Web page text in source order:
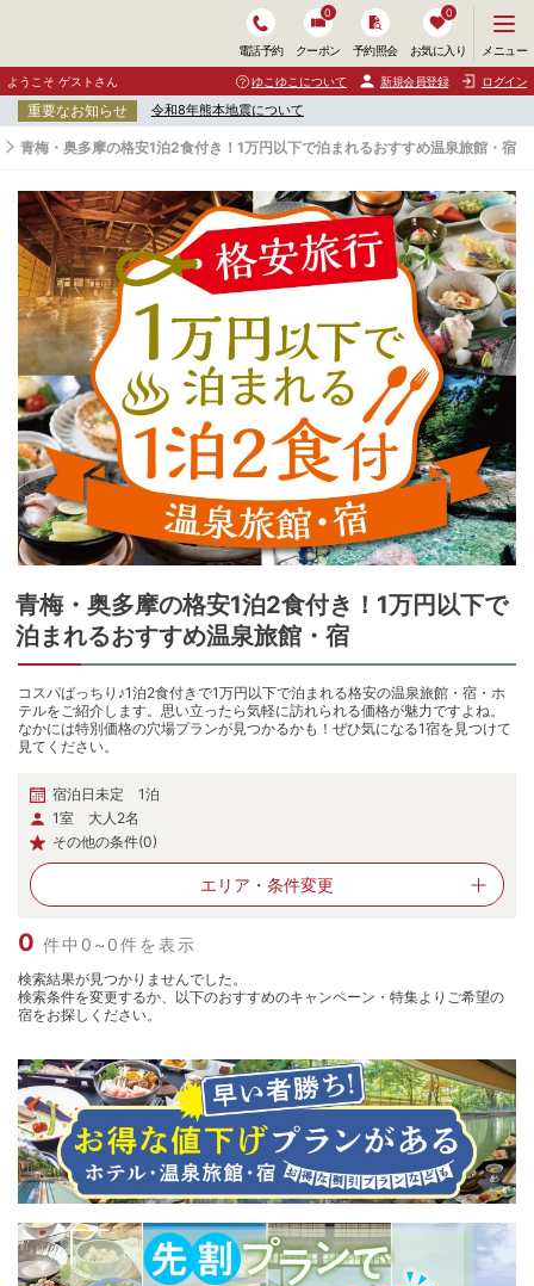
電話予約 クーポン
0
予約照会 お気に入り
0
ニ
ュ
ー
開
く
メニュー
ようこそ ゲストさん ゆこゆこについて 新規会員登録 ログイン
重要なお知らせ 令和8年熊本地震について
青梅・奥多摩の格安1泊2食付き！1万円以下で泊まれるおすすめ温泉旅館・宿
青
梅
・
奥
多
摩
青梅・奥多摩の格安1泊2食付き！1万円以下で
泊まれるおすすめ温泉旅館・宿
コスパばっちり♪1泊2食付きで1万円以下で泊まれる格安の温泉旅館・宿・ホ
テルをご紹介します。思い立ったら気軽に訪れられる価格が魅力ですよね。
なかには特別価格の穴場プランが見つかるかも！ぜひ気になる1宿を見つけて
見てください。
宿泊日未定 1泊
1室 大人2名
その他の条件(0)
エリア・ 条件変更
0 件中0~0件を表示
検索結果が見つかりませんでした。
検索条件を変更するか、以下のおすすめのキャンペーン・特集よりご希望の
宿をお探しください。